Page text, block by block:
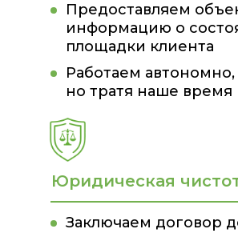
Предоставляем
информацию о
площадки клиента
Работаем автономно,
но тратя наше время
Юридическая
Заключаем договор